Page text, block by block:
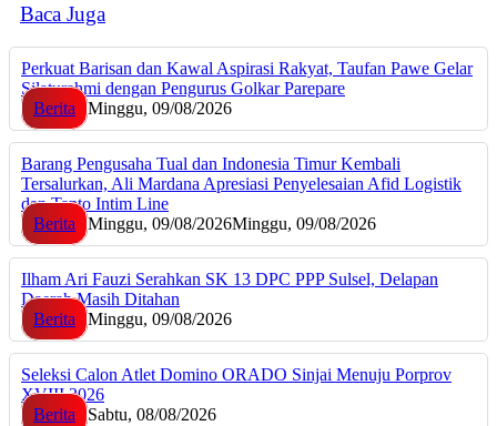
Baca Juga
Perkuat Barisan dan Kawal Aspirasi Rakyat, Taufan Pawe Gelar
Silaturahmi dengan Pengurus Golkar Parepare
Berita
Minggu, 09/08/2026
Barang Pengusaha Tual dan Indonesia Timur Kembali
Tersalurkan, Ali Mardana Apresiasi Penyelesaian Afid Logistik
dan Tanto Intim Line
Berita
Minggu, 09/08/2026Minggu, 09/08/2026
Ilham Ari Fauzi Serahkan SK 13 DPC PPP Sulsel, Delapan
Daerah Masih Ditahan
Berita
Minggu, 09/08/2026
Seleksi Calon Atlet Domino ORADO Sinjai Menuju Porprov
XVIII 2026
Berita
Sabtu, 08/08/2026